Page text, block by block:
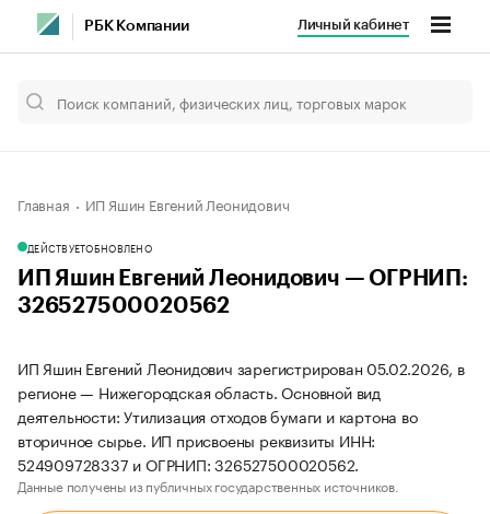
РБК Компании Личный кабинет
Главная ИП Яшин Евгений Леонидович
ДЕЙСТВУЕТОБНОВЛЕНО
ИП Яшин Евгений Леонидович — ОГРНИП:
326527500020562
ИП Яшин Евгений Леонидович зарегистрирован 05.02.2026, в
регионе — Нижегородская область. Основной вид
деятельности: Утилизация отходов бумаги и картона во
вторичное сырье. ИП присвоены реквизиты ИНН:
524909728337 и ОГРНИП: 326527500020562.
Данные получены из публичных государственных источников.